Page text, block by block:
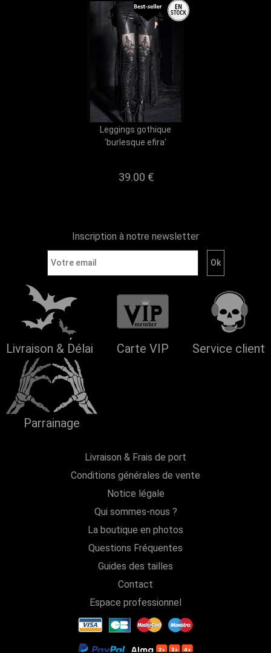
Leggings gothique
'burlesque efira'
39.00 €
Inscription à notre newsletter
Livraison & Délai Carte VIP Service client
Parrainage
Livraison & Frais de port
Conditions générales de vente
Notice légale
Qui sommes-nous ?
La boutique en photos
Questions Fréquentes
Guides des tailles
Contact
Espace professionnel